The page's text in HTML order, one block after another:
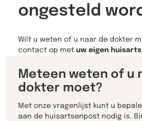
ongesteld
Wilt u weten of u naar de dokter
contact op met uw eigen huisarts
Meteen weten of u
dokter moet?
Met onze vragenlijst kunt u
aan de huisartsenpost nodig is.